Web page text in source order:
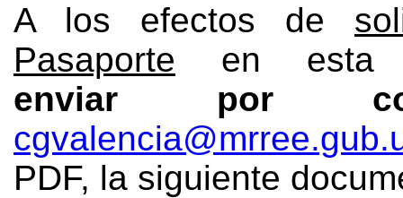
A los efectos de
Pasaporte en esta
enviar por
PDF, la siguiente